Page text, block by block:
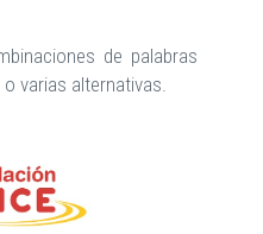
de palabras
varias alternativas.